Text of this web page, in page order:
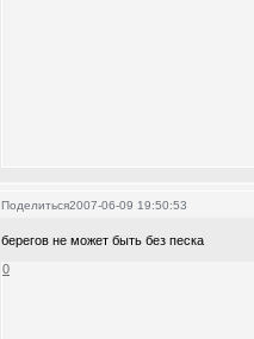
Поделиться2007-06-09 19:50:53
берегов не может быть без песка
0